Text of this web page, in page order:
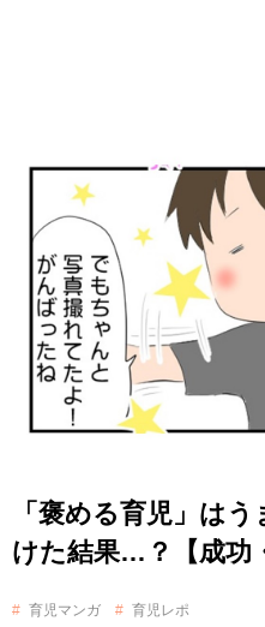
「褒める育児」は
けた結果…？【成功
育児マンガ
育児レポ